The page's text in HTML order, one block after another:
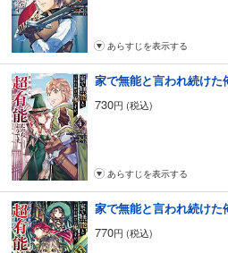
あらすじを表示する
730円 (税込)
あらすじを表示する
770円 (税込)